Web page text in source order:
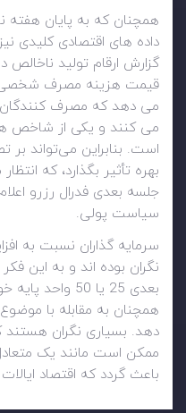
همچنان که به پایان
داده های اقتصادی کلیدی
گزارش ارقام تولید
می دهد که مصرف
می کنند و یکی از شاخص
است. بنابراین می‌تواند بر
بهره تأثیر بگذارد، که
جلسه بعدی فدرال رزرو
سیاست پولی.
سرمایه گذاران نسبت به
نگران بوده اند و به این
بعدی 25 یا 50
همچنان به مقابله با
دهد. بسیاری نگران
ممکن است مانند یک
باعث گردد که اقتصاد